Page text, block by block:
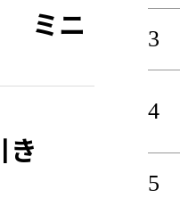
ミニ
き